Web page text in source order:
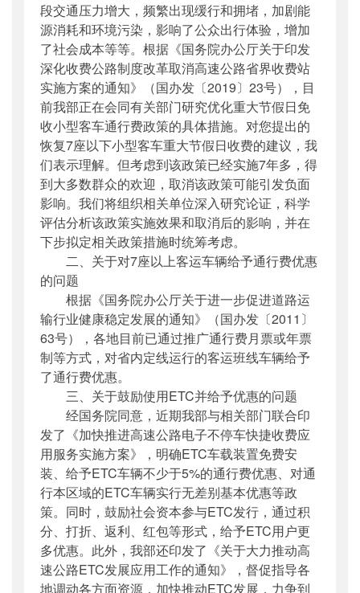
段交通压力增大，频繁出现缓行和拥堵，加剧能
源消耗和环境污染，影响了公众出行体验，增加
了社会成本等等。根据《国务院办公厅关于印发
深化收费公路制度改革取消高速公路省界收费站
实施方案的通知》（国办发〔2019〕23号），目
前我部正在会同有关部门研究优化重大节假日免
收小型客车通行费政策的具体措施。对您提出的
恢复7座以下小型客车重大节假日收费的建议，我
们表示理解。但考虑到该政策已经实施7年多，得
到大多数群众的欢迎，取消该政策可能引发负面
影响。我们将组织相关单位深入研究论证，科学
评估分析该政策实施效果和取消后的影响，并在
下步拟定相关政策措施时统筹考虑。
二、关于对7座以上客运车辆给予通行费优惠
的问题
根据《国务院办公厅关于进一步促进道路运
输行业健康稳定发展的通知》（国办发〔2011〕
63号），各地目前已通过推广通行费月票或年票
制等方式，对省内定线运行的客运班线车辆给予
了通行费优惠。
三、关于鼓励使用ETC并给予优惠的问题
经国务院同意，近期我部与相关部门联合印
发了《加快推进高速公路电子不停车快捷收费应
用服务实施方案》，明确ETC车载装置免费安
装、给予ETC车辆不少于5%的通行费优惠、对通
行本区域的ETC车辆实行无差别基本优惠等政
策。同时，鼓励社会资本参与ETC发行，通过积
分、打折、返利、红包等形式，给予ETC用户更
多优惠。此外，我部还印发了《关于大力推动高
速公路ETC发展应用工作的通知》，督促指导各
地调动各方面资源，加快推动ETC发展，力争到